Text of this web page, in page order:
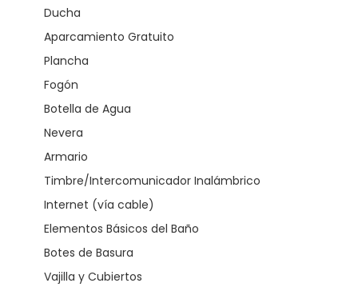
Ducha
Aparcamiento Gratuito
Plancha
Fogón
Botella de Agua
Nevera
Armario
Timbre/Intercomunicador Inalámbrico
Internet (vía cable)
Elementos Básicos del Baño
Botes de Basura
Vajilla y Cubiertos